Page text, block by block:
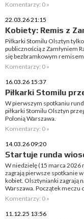
Komentarzy: 0 »
22.03.26 21:15
Kobiety: Remis z
Piłkarki Stomilu Olsztyn
publicznością z Zamłyniem
się bezbramkowym
Komentarzy: 0 »
16.03.26 15:37
Piłkarki Stomilu
W pierwszym spotkaniu
piłkarki Stomilu Olsztyn
Polonią Warszawa.
Komentarzy: 0 »
14.03.26 09:20
Startuje runda
W niedzielę (15 marca 2026
zagrają pierwsze spotkanie
kobiet. Olsztynianki zagrają
Warszawa. Początek meczu
Komentarzy: 0 »
11.12.25 13:56